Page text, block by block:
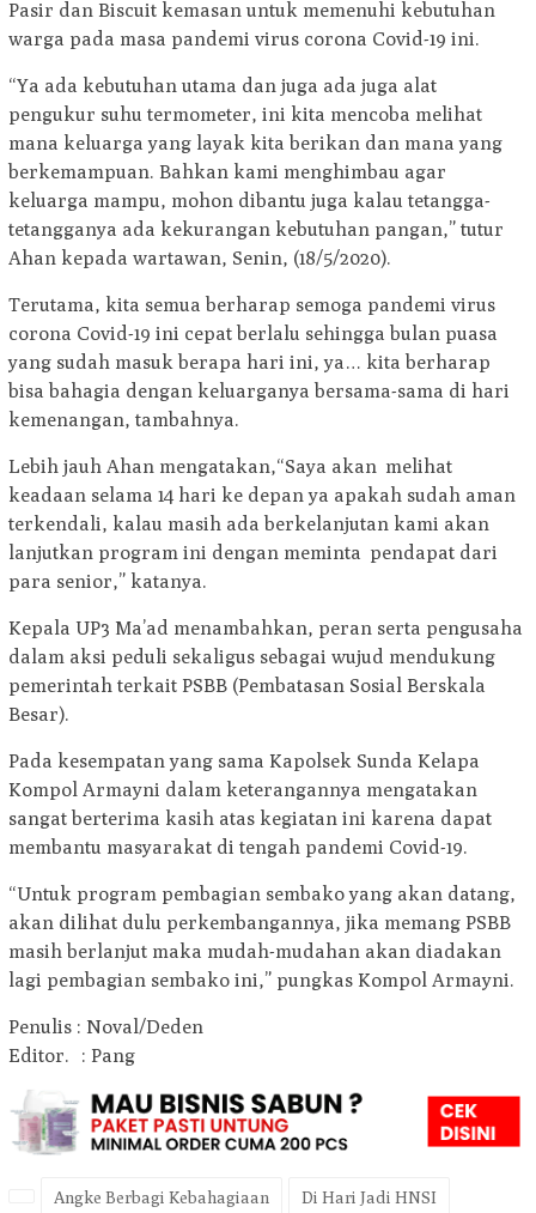
Pasir dan Biscuit kemasan untuk memenuhi kebutuhan
warga pada masa pandemi virus corona Covid-19 ini.
“Ya ada kebutuhan utama dan juga ada juga alat
pengukur suhu termometer, ini kita mencoba melihat
mana keluarga yang layak kita berikan dan mana yang
berkemampuan. Bahkan kami menghimbau agar
keluarga mampu, mohon dibantu juga kalau tetangga-
tetangganya ada kekurangan kebutuhan pangan,” tutur
Ahan kepada wartawan, Senin, (18/5/2020).
Terutama, kita semua berharap semoga pandemi virus
corona Covid-19 ini cepat berlalu sehingga bulan puasa
yang sudah masuk berapa hari ini, ya… kita berharap
bisa bahagia dengan keluarganya bersama-sama di hari
kemenangan, tambahnya.
Lebih jauh Ahan mengatakan,“Saya akan melihat
keadaan selama 14 hari ke depan ya apakah sudah aman
terkendali, kalau masih ada berkelanjutan kami akan
lanjutkan program ini dengan meminta pendapat dari
para senior,” katanya.
Kepala UP3 Ma’ad menambahkan, peran serta pengusaha
dalam aksi peduli sekaligus sebagai wujud mendukung
pemerintah terkait PSBB (Pembatasan Sosial Berskala
Besar).
Pada kesempatan yang sama Kapolsek Sunda Kelapa
Kompol Armayni dalam keterangannya mengatakan
sangat berterima kasih atas kegiatan ini karena dapat
membantu masyarakat di tengah pandemi Covid-19.
“Untuk program pembagian sembako yang akan datang,
akan dilihat dulu perkembangannya, jika memang PSBB
masih berlanjut maka mudah-mudahan akan diadakan
lagi pembagian sembako ini,” pungkas Kompol Armayni.
Penulis : Noval/Deden
Editor. : Pang
Angke Berbagi Kebahagiaan Di Hari Jadi HNSI